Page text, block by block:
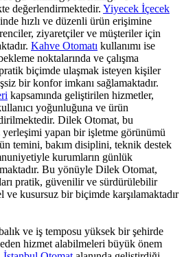
değerlendirmektedir. Yiyecek İçecek
hızlı ve düzenli ürün erişimine
ziyaretçiler ve müşteriler için
Kahve Otomatı kullanımı ise
noktalarında ve çalışma
biçimde ulaşmak isteyen kişiler
bir konfor imkanı sağlamaktadır.
kapsamında geliştirilen hizmetler,
yoğunluğuna ve ürün
Dilek Otomat, bu
yerleşimi yapan bir işletme görünümü
temini, bakım disiplini, teknik destek
kurumların günlük
Bu yönüyle Dilek Otomat,
pratik, güvenilir ve sürdürülebilir
kusursuz bir biçimde karşılamaktadır
ve iş temposu yüksek bir şehirde
hizmet alabilmeleri büyük önem